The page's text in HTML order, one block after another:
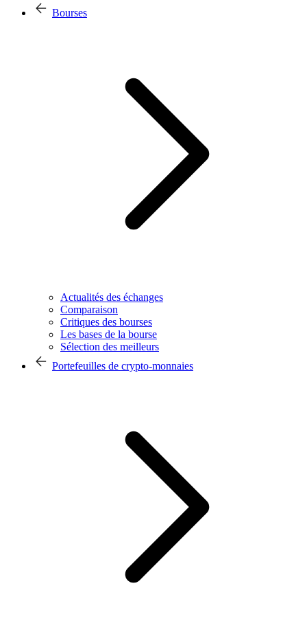
Bourses
Actualités des échanges
Comparaison
Critiques des bourses
Les bases de la bourse
Sélection des meilleurs
Portefeuilles de crypto-monnaies